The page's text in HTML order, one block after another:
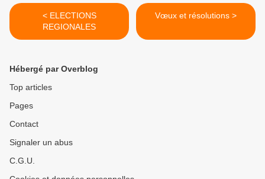
< ELECTIONS
REGIONALES
Vœux et résolutions >
Hébergé par Overblog
Top articles
Pages
Contact
Signaler un abus
C.G.U.